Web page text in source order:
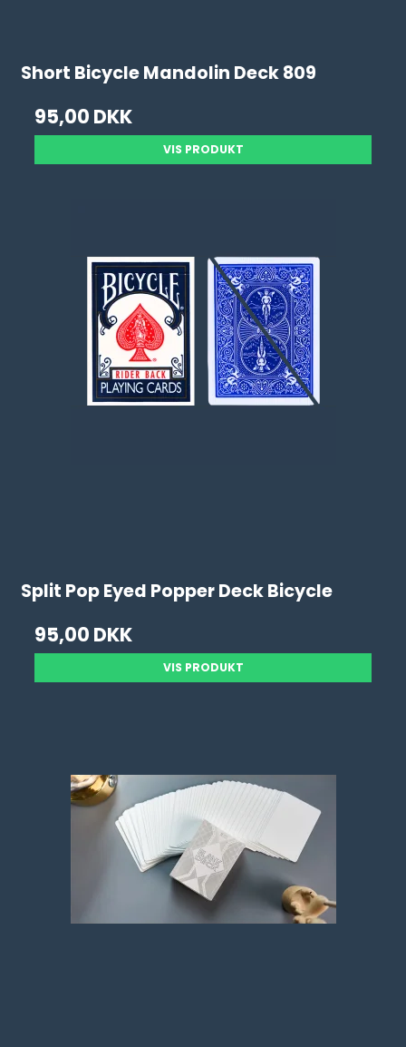
Short Bicycle Mandolin Deck 809
95,00 DKK
VIS PRODUKT
Split Pop Eyed Popper Deck Bicycle
95,00 DKK
VIS PRODUKT